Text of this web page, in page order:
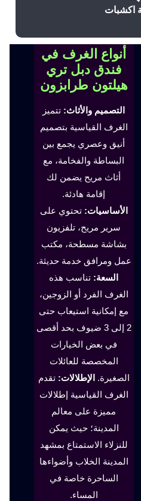
اكشبات
أنواع الغرف في
فندق دبل تري
هيلتون طرابزون
التصميم والأثاث: تتميز
الغرف القياسية بتصميم
أنيق وعصري يجمع بين
البساطة والفخامة، مع
أثاث مريح يضمن لك
إقامة هادئة.
الأساسيات: تحتوي على
سرير مريح، تلفزيون
بشاشة مسطحة، مكتب
عمل ومرافق خدمة حديثة.
السعة: تناسب هذه
الغرف الفرد أو الزوجين،
مع إمكانية استيعاب حتى
2 إلى 3 ضيوف بحد أقصى
في بعض الخيارات
المخصصة للعائلات
الصغيرة. الإطلالات: تقدم
الغرف القياسية إطلالات
مميزة على معالم
المدينة؛ حيث يمكن
للنزلاء الاستمتاع بمشهد
المدينة الخلاب وأضواءها
الساحرة خاصة في
المساء.